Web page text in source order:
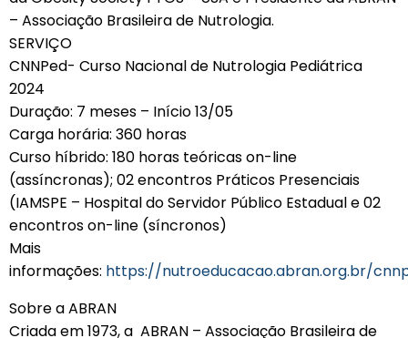
– Associação Brasileira de Nutrologia.
SERVIÇO
CNNPed- Curso Nacional de Nutrologia Pediátrica
2024
Duração: 7 meses – Início 13/05
Carga horária: 360 horas
Curso híbrido: 180 horas teóricas on-line
(assíncronas); 02 encontros Práticos Presenciais
(IAMSPE – Hospital do Servidor Público Estadual e 02
encontros on-line (síncronos)
Mais
informações: https://nutroeducacao.abran.org.br/
Sobre a ABRAN
Criada em 1973, a ABRAN – Associação Brasileira de